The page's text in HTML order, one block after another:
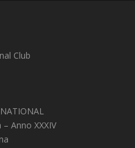
Club
Anno XXXIV